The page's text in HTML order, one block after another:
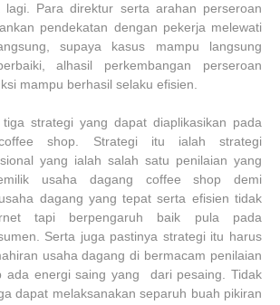
Para direktur serta arahan perseroan
pendekatan dengan pekerja melewati
supaya kasus mampu langsung
alhasil perkembangan perseroan
mampu berhasil selaku efisien.
strategi yang dapat diaplikasikan pada
shop. Strategi itu ialah strategi
yang ialah salah satu penilaian yang
usaha dagang coffee shop demi
dagang yang tepat serta efisien tidak
tapi berpengaruh baik pula pada
Serta juga pastinya strategi itu harus
usaha dagang di bermacam penilaian
ada energi saing yang dari pesaing. Tidak
dapat melaksanakan separuh buah pikiran